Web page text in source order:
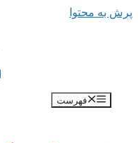
پرش به محتوا
فهرست